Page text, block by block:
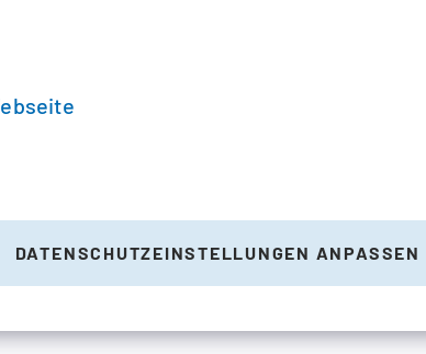
DATENSCHUTZEINSTELLUNGEN ANPASSEN